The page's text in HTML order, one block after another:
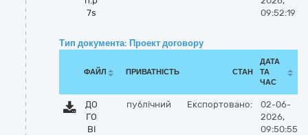
7s
09:52:19
Тип документа: Проект договору
ФАЙЛ ПРИВАТНІСТЬ СТАН
ДАТА
ТА
ЧАС
ДО
ГО
ВІ
публічний Експортовано:
02-06-
2026,
09:50:55